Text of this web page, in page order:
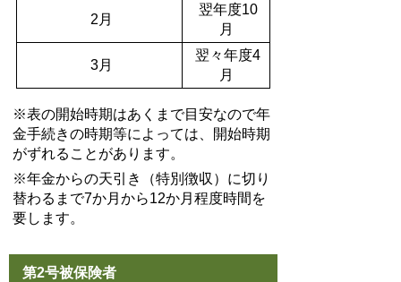
2 月
翌年度10
月
3月
翌々年度4
月
※表の開始時期はあくまで目安なので年
金手続きの時期等によっては、開始時期
がずれることがあります。
※年金からの天引き（特別徴収）に切り
替わるまで7か月から12か月程度時間を
要します。
第2号被保険者